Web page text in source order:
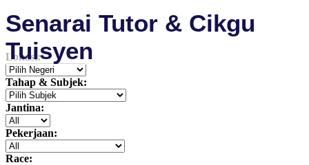
Senarai Tutor & Cikgu
Tuisyen
Lokasi:
Tahap & Subjek:
Jantina:
Pekerjaan:
Race: